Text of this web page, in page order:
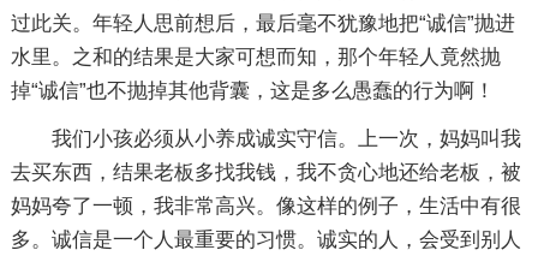
过此关。年轻人思前想后，最后毫不犹豫地把“诚信”抛进
水里。之和的结果是大家可想而知，那个年轻人竟然抛
掉“诚信”也不抛掉其他背囊，这是多么愚蠢的行为啊！
我们小孩必须从小养成诚实守信。上一次，妈妈叫我
去买东西，结果老板多找我钱，我不贪心地还给老板，被
妈妈夸了一顿，我非常高兴。像这样的例子，生活中有很
多。诚信是一个人最重要的习惯。诚实的人，会受到别人